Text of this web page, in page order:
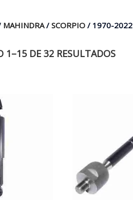
MAHINDRA/ SCORPIO / 1970-2022
1–15 DE 32 RESULTADOS